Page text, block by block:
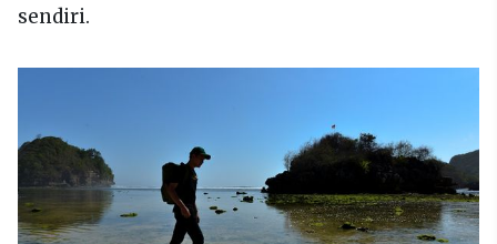
sendiri.